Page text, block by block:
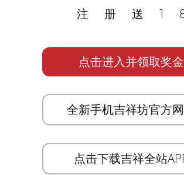
注册送
点击进入并领取奖金
全新手机吉祥坊官方
点击下载吉祥全站